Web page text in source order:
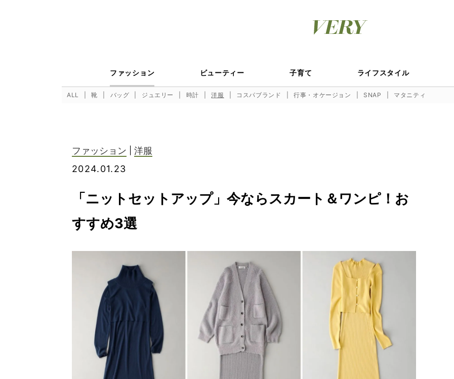
ファッション ビューティー 子育て ライフスタイル
ALL 靴 バッグ ジュエリー 時計 洋服 コスパブランド 行事・オケージョン SNAP マタニティ
ファッション
洋服
2024.01.23
「ニットセットアップ」今ならスカート＆ワンピ！お
すすめ3選